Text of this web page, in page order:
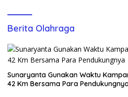
Berita Olahraga
Sunaryanta Gunakan Waktu
42 Km Bersama Para